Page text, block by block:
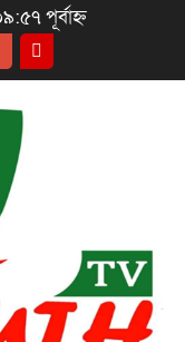
পূর্বাহ্ন